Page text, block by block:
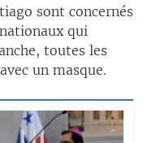
sont concernés
qui
toutes les
un masque.